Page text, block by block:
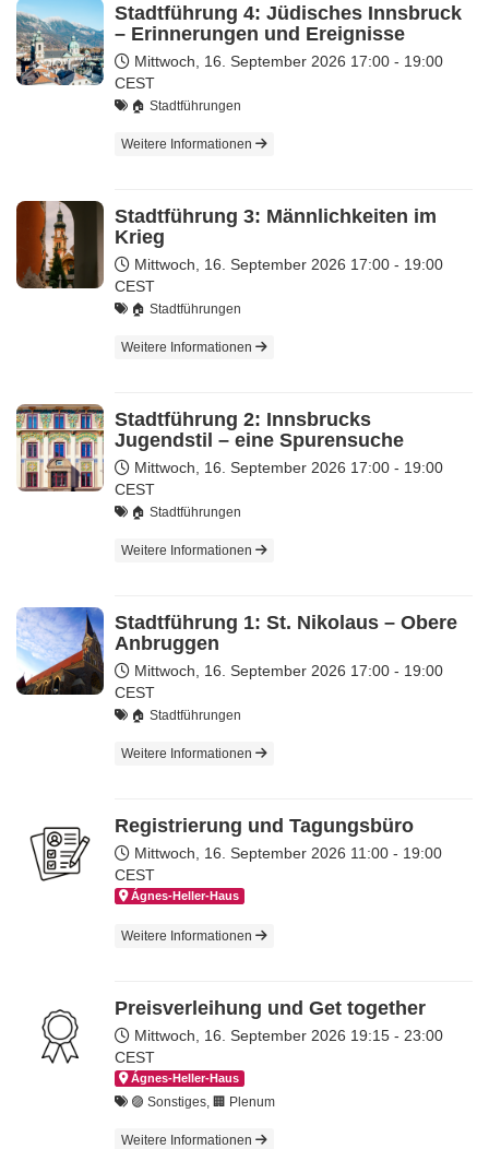
Stadtführung 4: Jüdisches Innsbruck
– Erinnerungen und Ereignisse
Mittwoch, 16. September 2026 17:00 - 19:00
CEST
🏠 Stadtführungen
Weitere Informationen
Stadtführung 3: Männlichkeiten im
Krieg
Mittwoch, 16. September 2026 17:00 - 19:00
CEST
🏠 Stadtführungen
Weitere Informationen
Stadtführung 2: Innsbrucks
Jugendstil – eine Spurensuche
Mittwoch, 16. September 2026 17:00 - 19:00
CEST
🏠 Stadtführungen
Weitere Informationen
Stadtführung 1: St. Nikolaus – Obere
Anbruggen
Mittwoch, 16. September 2026 17:00 - 19:00
CEST
🏠 Stadtführungen
Weitere Informationen
Registrierung und Tagungsbüro
Mittwoch, 16. September 2026 11:00 - 19:00
CEST
Ágnes-Hel­ler-Haus
Weitere Informationen
Preisverleihung und Get together
Mittwoch, 16. September 2026 19:15 - 23:00
CEST
Ágnes-Hel­ler-Haus
🟣 Sonstiges, 🏢 Plenum
Weitere Informationen